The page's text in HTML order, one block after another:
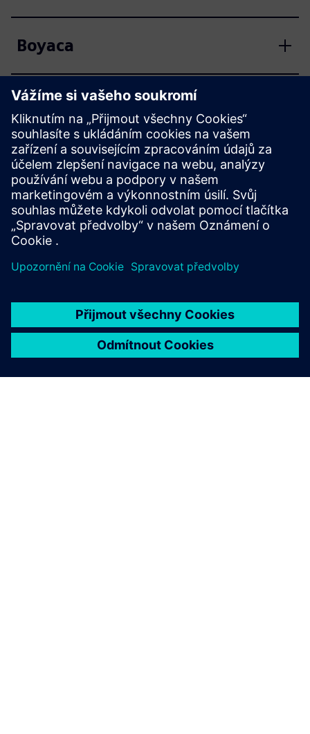
Boyaca
Naplánujte si návštěvu
Pokud máte zájem rezervovat si datum pro budoucí
návštěvu, dejte nám prosím vědět níže. Uveďte prosím svá
ideální data do sekce komentářů formuláře.